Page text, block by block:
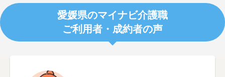
愛媛県のマイナビ介護職
ご利用者・成約者の声